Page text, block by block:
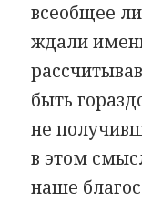
всеобщее
ждали
быть
не
в этом
наше